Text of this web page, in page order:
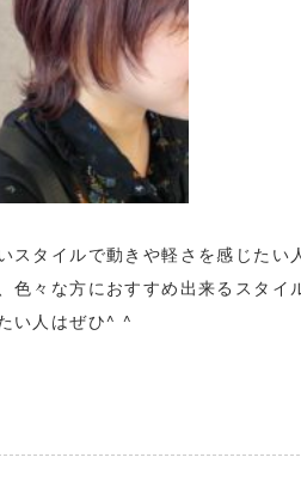
スタイルで動きや軽さを感じた
色々な方におすすめ出来るスタイ
い人はぜひ^ ^